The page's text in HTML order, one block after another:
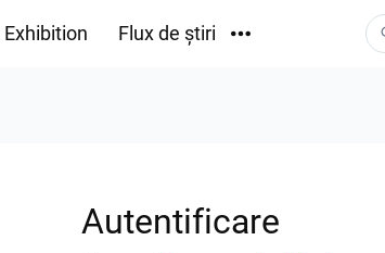
Exhibition Flux de știri
Autentificare